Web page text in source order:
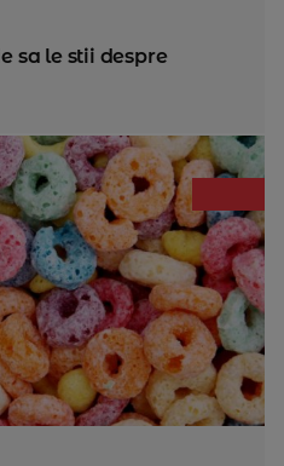
sa le stii despre